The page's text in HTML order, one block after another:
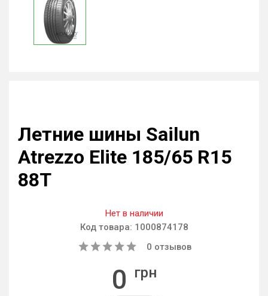
Летние шины Sailun
Atrezzo Elite 185/65 R15
88T
Нет в наличии
Код товара: 1000874178
0 отзывов
0 грн